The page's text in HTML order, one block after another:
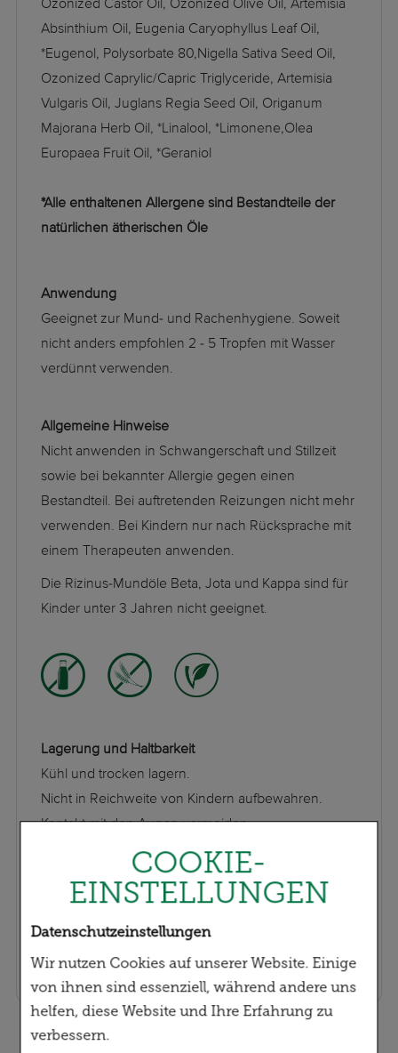
COOKIE-
EINSTELLUNGEN
Datenschutzeinstellungen
Wir nutzen Cookies auf unserer Website. Einige
von ihnen sind essenziell, während andere uns
helfen, diese Website und Ihre Erfahrung zu
verbessern.
Ozonized Castor Oil, Ozonized Olive Oil, Artemisia
Absinthium Oil, Eugenia Caryophyllus Leaf Oil,
*Eugenol, Polysorbate 80,Nigella Sativa Seed Oil,
Ozonized Caprylic/Capric Triglyceride, Artemisia
Vulgaris Oil, Juglans Regia Seed Oil, Origanum
Majorana Herb Oil, *Linalool, *Limonene,Olea
Europaea Fruit Oil, *Geraniol
*Alle enthaltenen Allergene sind Bestandteile der
natürlichen ätherischen Öle
Anwendung
Geeignet zur Mund- und Rachenhygiene. Soweit
nicht anders empfohlen 2 - 5 Tropfen mit Wasser
verdünnt verwenden.
Allgemeine Hinweise
Nicht anwenden in Schwangerschaft und Stillzeit
sowie bei bekannter Allergie gegen einen
Bestandteil. Bei auftretenden Reizungen nicht mehr
verwenden. Bei Kindern nur nach Rücksprache mit
einem Therapeuten anwenden.
Die Rizinus-Mundöle Beta, Jota und Kappa sind für
Kinder unter 3 Jahren nicht geeignet.
Lagerung und Haltbarkeit
Kühl und trocken lagern.
Nicht in Reichweite von Kindern aufbewahren.
Kontakt mit den Augen vermeiden.
Zusatzinformation:
Hersteller Klösterl-Apotheke, München
Rechtl. Status Kosmetikum